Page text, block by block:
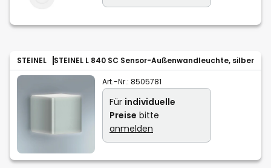
STEINEL STEINEL L 840 SC Sensor-Außenwandleuchte, silber
Art.-Nr.: 8505781
Für individuelle
Preise bitte
anmelden